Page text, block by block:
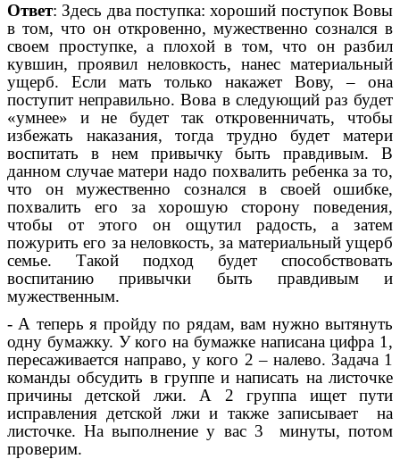
Ответ: Здесь два поступка: хороший поступок Вовы
в том, что он откровенно, мужественно сознался в
своем проступке, а плохой в том, что он разбил
кувшин, проявил неловкость, нанес материальный
ущерб. Если мать только накажет Вову, – она
поступит неправильно. Вова в следующий раз будет
«умнее» и не будет так откровенничать, чтобы
избежать наказания, тогда трудно будет матери
воспитать в нем привычку быть правдивым. В
данном случае матери надо похвалить ребенка за то,
что он мужественно сознался в своей ошибке,
похвалить его за хорошую сторону поведения,
чтобы от этого он ощутил радость, а затем
пожурить его за неловкость, за материальный ущерб
семье. Такой подход будет способствовать
воспитанию привычки быть правдивым и
мужественным.
- А теперь я пройду по рядам, вам нужно вытянуть
одну бумажку. У кого на бумажке написана цифра 1,
пересаживается направо, у кого 2 – налево. Задача 1
команды обсудить в группе и написать на листочке
причины детской лжи. А 2 группа ищет пути
исправления детской лжи и также записывает на
листочке. На выполнение у вас 3 минуты, потом
проверим.